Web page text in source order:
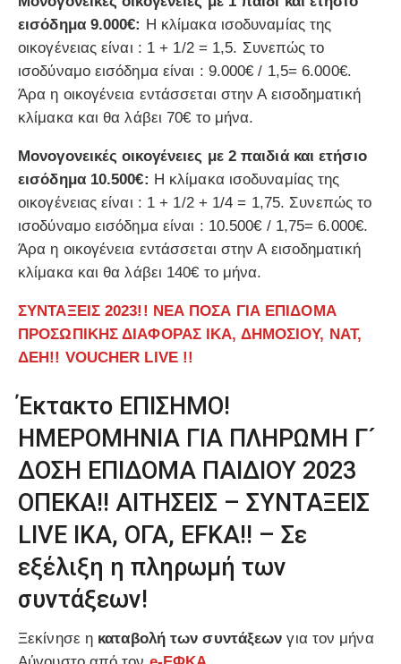
εισόδημα 9.000€: Η κλίμακα ισοδυναμίας της
οικογένειας είναι : 1 + 1/2 = 1,5. Συνεπώς το
ισοδύναμο εισόδημα είναι : 9.000€ / 1,5= 6.000€.
Άρα η οικογένεια εντάσσεται στην Α εισοδηματική
κλίμακα και θα λάβει 70€ το μήνα.
Μονογονεικές οικογένειες με 2 παιδιά και ετήσιο
εισόδημα 10.500€: Η κλίμακα ισοδυναμίας της
οικογένειας είναι : 1 + 1/2 + 1/4 = 1,75. Συνεπώς το
ισοδύναμο εισόδημα είναι : 10.500€ / 1,75= 6.000€.
Άρα η οικογένεια εντάσσεται στην Α εισοδηματική
κλίμακα και θα λάβει 140€ το μήνα.
ΣΥΝΤΑΞΕΙΣ 2023!! ΝΕΑ ΠΟΣΑ ΓΙΑ ΕΠΙΔΟΜΑ
ΠΡΟΣΩΠΙΚΗΣ ΔΙΑΦΟΡΑΣ ΙΚΑ, ΔΗΜΟΣΙΟΥ, ΝΑΤ,
ΔΕΗ!! VOUCHER LIVE !!
Έκτακτο ΕΠΙΣΗΜΟ!
ΗΜΕΡΟΜΗΝΙΑ ΓΙΑ ΠΛΗΡΩΜΗ Γ´
ΔΟΣΗ ΕΠΙΔΟΜΑ ΠΑΙΔΙΟΥ 2023
ΟΠΕΚΑ!! ΑΙΤΗΣΕΙΣ – ΣΥΝΤΑΞΕΙΣ
LIVE ΙΚΑ, ΟΓΑ, EFKA!! – Σε
εξέλιξη η πληρωμή των
συντάξεων!
Ξεκίνησε η καταβολή των συντάξεων για τον μήνα